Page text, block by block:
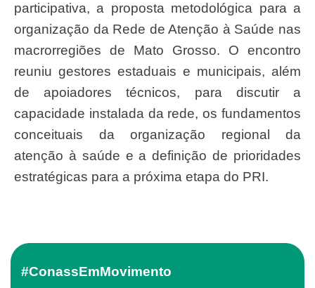
participativa, a proposta metodológica para a
organização da Rede de Atenção à Saúde nas
macrorregiões de Mato Grosso. O encontro
reuniu gestores estaduais e municipais, além
de apoiadores técnicos, para discutir a
capacidade instalada da rede, os fundamentos
conceituais da organização regional da
atenção à saúde e a definição de prioridades
estratégicas para a próxima etapa do PRI.
#ConassEmMovimento